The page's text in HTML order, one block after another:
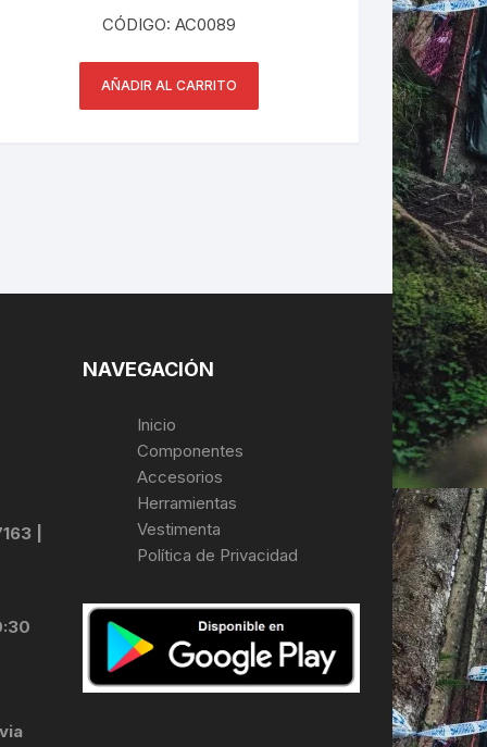
S/ 55.00.
CÓDIGO: AC0089
AÑADIR AL CARRITO
|
NAVEGACIÓN
Inicio
Componentes
Accesorios
Herramientas
Vestimenta
Política de Privacidad